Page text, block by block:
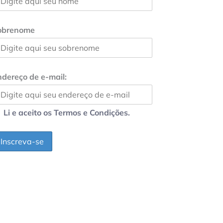
de e-mail:
Li e aceito os Termos e Condições.